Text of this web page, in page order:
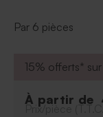
Son couvercle en
Peut
85
Par 6 pièces
15% offerts*
À partir de
Prix/pièce (T.T.C.)